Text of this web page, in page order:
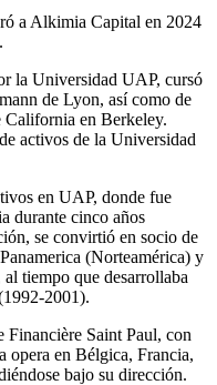
a Alkimia Capital en 2024
la Universidad UAP, cursó
de Lyon, así como de
California en Berkeley.
activos de la Universidad
en UAP, donde fue
durante cinco años
se convirtió en socio de
(Norteamérica) y
tiempo que desarrollaba
2001).
Saint Paul, con
opera en Bélgica, Francia,
bajo su dirección.